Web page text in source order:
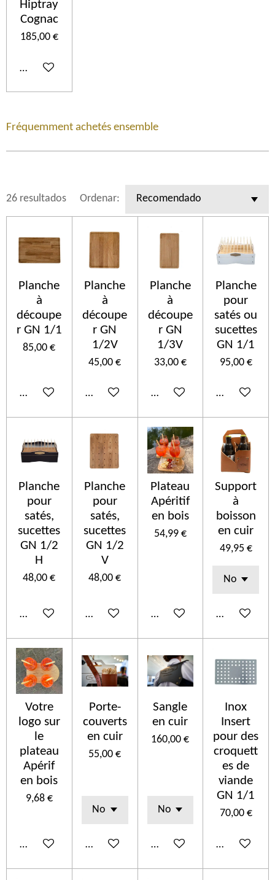
Hiptray
Cognac
185,00 €
Añadir al carrito
Fréquemment achetés ensemble
26 resultados Ordenar:
Planche
à
découpe
r GN 1/1
85,00 €
Añadir al carrito
Planche
à
découpe
r GN
1/2V
45,00 €
Añadir al carrito
Planche
à
découpe
r GN
1/3V
33,00 €
Añadir al carrito
Planche
pour
satés ou
sucettes
GN 1/1
95,00 €
Añadir al
Planche
pour
satés,
sucettes
GN 1/2
H
48,00 €
Añadir al carrito
Planche
pour
satés,
sucettes
GN 1/2
V
48,00 €
Añadir al carrito
Plateau
Apéritif
en bois
54,99 €
Añadir al carrito
Support
à
boisson
en cuir
49,95 €
Añadir al
Votre
logo sur
le
plateau
Apérif
en bois
9,68 €
Añadir al carrito
Porte-
couverts
en cuir
55,00 €
Ver detalles
Sangle
en cuir
160,00 €
Añadir al carrito
Inox
Insert
pour des
croquett
es de
viande
GN 1/1
70,00 €
Añadir al